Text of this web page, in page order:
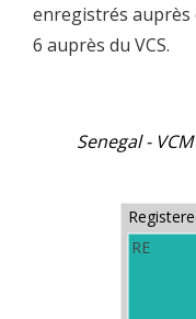
enregistrés auprès
6 auprès du VCS.
RE
Senegal -